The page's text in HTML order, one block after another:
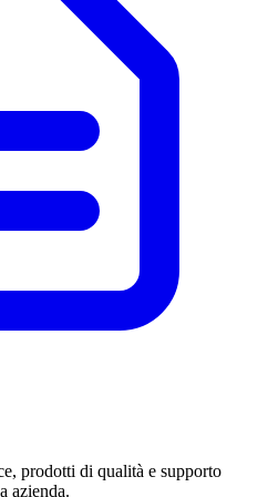
prodotti di qualità e supporto
azienda.